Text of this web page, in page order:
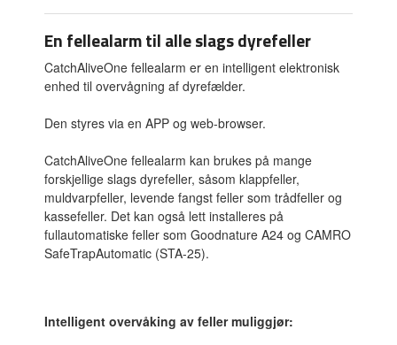
En fellealarm til alle slags dyrefeller
CatchAliveOne fellealarm er en intelligent elektronisk
enhed til overvågning af dyrefælder.
Den styres via en APP og web-browser.
CatchAliveOne fellealarm kan brukes på mange
forskjellige slags dyrefeller, såsom klappfeller,
muldvarpfeller, levende fangst feller som trådfeller og
kassefeller. Det kan også lett installeres på
fullautomatiske feller som Goodnature A24 og CAMRO
SafeTrapAutomatic (STA-25).
Intelligent overvåking av feller muliggjør: